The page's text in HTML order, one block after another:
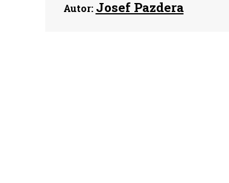
Autor: Josef Pazdera